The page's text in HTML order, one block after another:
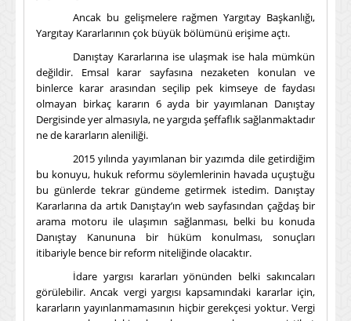
Ancak bu gelişmelere rağmen Yargıtay Başkanlığı,
Yargıtay Kararlarının çok büyük bölümünü erişime açtı.
Danıştay Kararlarına ise ulaşmak ise hala mümkün
değildir. Emsal karar sayfasına nezaketen konulan ve
binlerce karar arasından seçilip pek kimseye de faydası
olmayan birkaç kararın 6 ayda bir yayımlanan Danıştay
Dergisinde yer almasıyla, ne yargıda şeffaflık sağlanmaktadır
ne de kararların aleniliği.
2015 yılında yayımlanan bir yazımda dile getirdiğim
bu konuyu, hukuk reformu söylemlerinin havada uçuştuğu
bu günlerde tekrar gündeme getirmek istedim. Danıştay
Kararlarına da artık Danıştay’ın web sayfasından çağdaş bir
arama motoru ile ulaşımın sağlanması, belki bu konuda
Danıştay Kanununa bir hüküm konulması, sonuçları
itibariyle bence bir reform niteliğinde olacaktır.
İdare yargısı kararları yönünden belki sakıncaları
görülebilir. Ancak vergi yargısı kapsamındaki kararlar için,
kararların yayınlanmamasının hiçbir gerekçesi yoktur. Vergi